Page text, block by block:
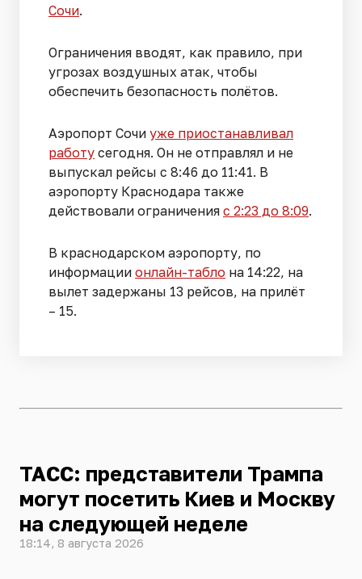
Сочи.
Ограничения вводят, как правило, при
угрозах воздушных атак, чтобы
обеспечить безопасность полётов.
Аэропорт Сочи уже приостанавливал
работу сегодня. Он не отправлял и не
выпускал рейсы с 8:46 до 11:41. В
аэропорту Краснодара также
действовали ограничения с 2:23 до 8:09.
В краснодарском аэропорту, по
информации онлайн-табло на 14:22, на
вылет задержаны 13 рейсов, на прилёт
– 15.
ТАСС: представители Трампа
могут посетить Киев и Москву
на следующей неделе
18:14, 8 августа 2026